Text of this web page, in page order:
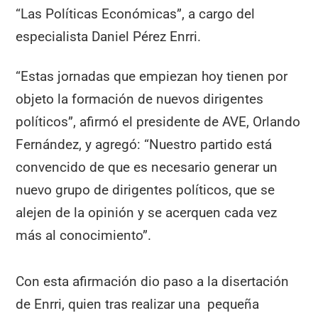
“Las Políticas Económicas”, a cargo del
especialista Daniel Pérez Enrri.
“Estas jornadas que empiezan hoy tienen por
objeto la formación de nuevos dirigentes
políticos”, afirmó el presidente de AVE, Orlando
Fernández, y agregó: “Nuestro partido está
convencido de que es necesario generar un
nuevo grupo de dirigentes políticos, que se
alejen de la opinión y se acerquen cada vez
más al conocimiento”.
Con esta afirmación dio paso a la disertación
de Enrri, quien tras realizar una pequeña